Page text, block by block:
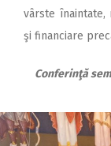
vârste înaintate,
şi financiare
Conferinţă